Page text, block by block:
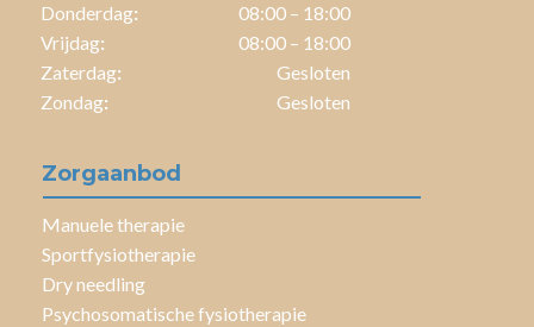
Donderdag:
08:00 – 18:00
Vrijdag:
08:00 – 18:00
Zaterdag:
Gesloten
Zondag: Gesloten
Zorgaanbod
Manuele therapie
Sportfysiotherapie
Dry needling
Psychosomatische fysiotherapie